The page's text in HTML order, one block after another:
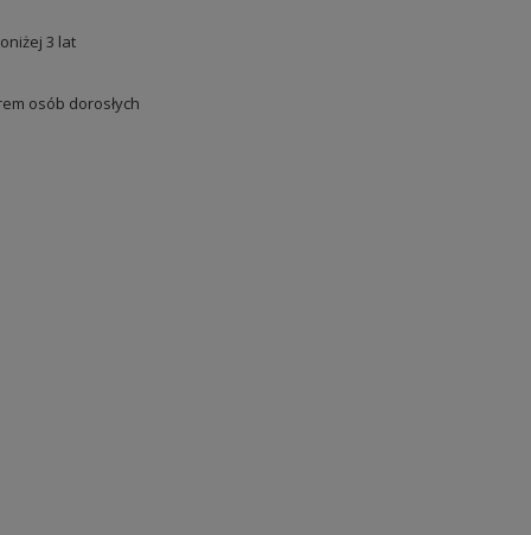
3 lat
osób dorosłych